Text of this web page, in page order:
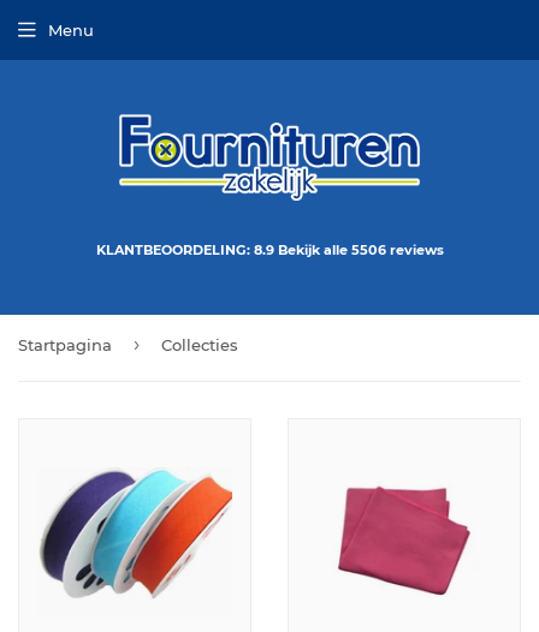
KLANTBEOORDELING: 8.9 Bekijk alle 5506 reviews
Menu
Startpagina › Collecties